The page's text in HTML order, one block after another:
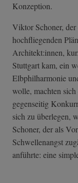
Konzeption.
Viktor Schoner, der
hochfliegenden
Architekt:innen,
Stuttgart kam, ein
Elbphilharmonie
wolle, machten
gegenseitig
sich zu überlegen,
Schoner, der als
Schwellenangst
anführte: eine